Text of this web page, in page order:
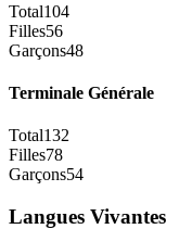
Total104
Filles56
Garçons48
Terminale Générale
Total132
Filles78
Garçons54
Langues Vivantes